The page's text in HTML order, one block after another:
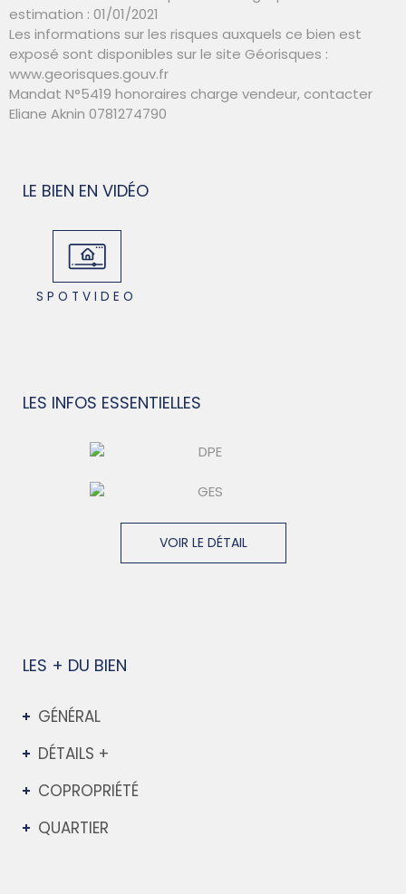
estimation : 01/01/2021
Les informations sur les risques auxquels ce bien est
exposé sont disponibles sur le site Géorisques :
www.georisques.gouv.fr
Mandat N°5419 honoraires charge vendeur, contacter
Eliane Aknin 0781274790
LE BIEN EN VIDÉO
SPOTVIDEO
LES INFOS ESSENTIELLES
VOIR LE DÉTAIL
LES + DU BIEN
GÉNÉRAL
DÉTAILS +
COPROPRIÉTÉ
QUARTIER